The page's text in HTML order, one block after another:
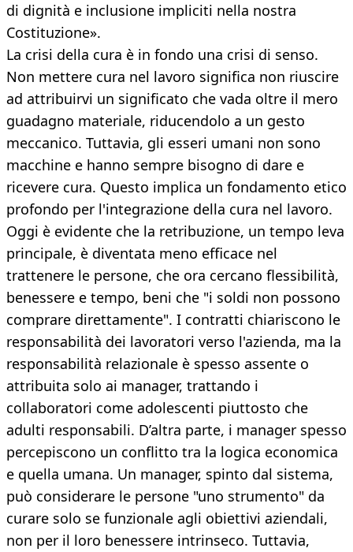
di dignità e inclusione impliciti nella nostra
Costituzione».
La crisi della cura è in fondo una crisi di senso.
Non mettere cura nel lavoro significa non riuscire
ad attribuirvi un significato che vada oltre il mero
guadagno materiale, riducendolo a un gesto
meccanico. Tuttavia, gli esseri umani non sono
macchine e hanno sempre bisogno di dare e
ricevere cura. Questo implica un fondamento etico
profondo per l'integrazione della cura nel lavoro.
Oggi è evidente che la retribuzione, un tempo leva
principale, è diventata meno efficace nel
trattenere le persone, che ora cercano flessibilità,
benessere e tempo, beni che "i soldi non possono
comprare direttamente". I contratti chiariscono le
responsabilità dei lavoratori verso l'azienda, ma la
responsabilità relazionale è spesso assente o
attribuita solo ai manager, trattando i
collaboratori come adolescenti piuttosto che
adulti responsabili. D’altra parte, i manager spesso
percepiscono un conflitto tra la logica economica
e quella umana. Un manager, spinto dal sistema,
può considerare le persone "uno strumento" da
curare solo se funzionale agli obiettivi aziendali,
non per il loro benessere intrinseco. Tuttavia,